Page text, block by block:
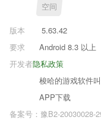
空间
版本
5.63.42
要求
Android 8.3 以上
隐私政策
开发者
梭哈的游戏软件
APP下载
备案号：豫B2-20030028-